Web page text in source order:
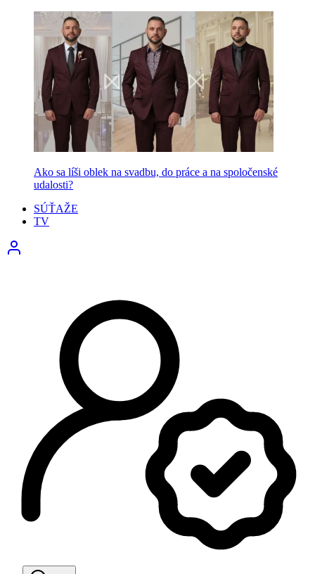
Ako sa líši oblek na svadbu, do práce a na spoločenské
udalosti?
SÚŤAŽE
TV